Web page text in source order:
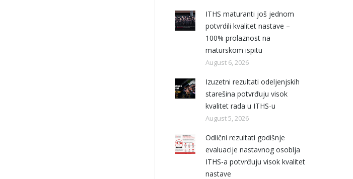
ITHS maturanti još jednom
potvrdili kvalitet nastave –
100% prolaznost na
maturskom ispitu
August 6, 2026
Izuzetni rezultati odeljenjskih
starešina potvrđuju visok
kvalitet rada u ITHS-u
August 5, 2026
Odlični rezultati godišnje
evaluacije nastavnog osoblja
ITHS-a potvrđuju visok kvalitet
nastave